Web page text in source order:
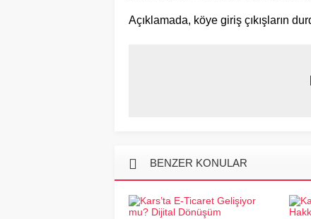
Açıklamada, köye giriş çıkışların
BENZER KONULAR